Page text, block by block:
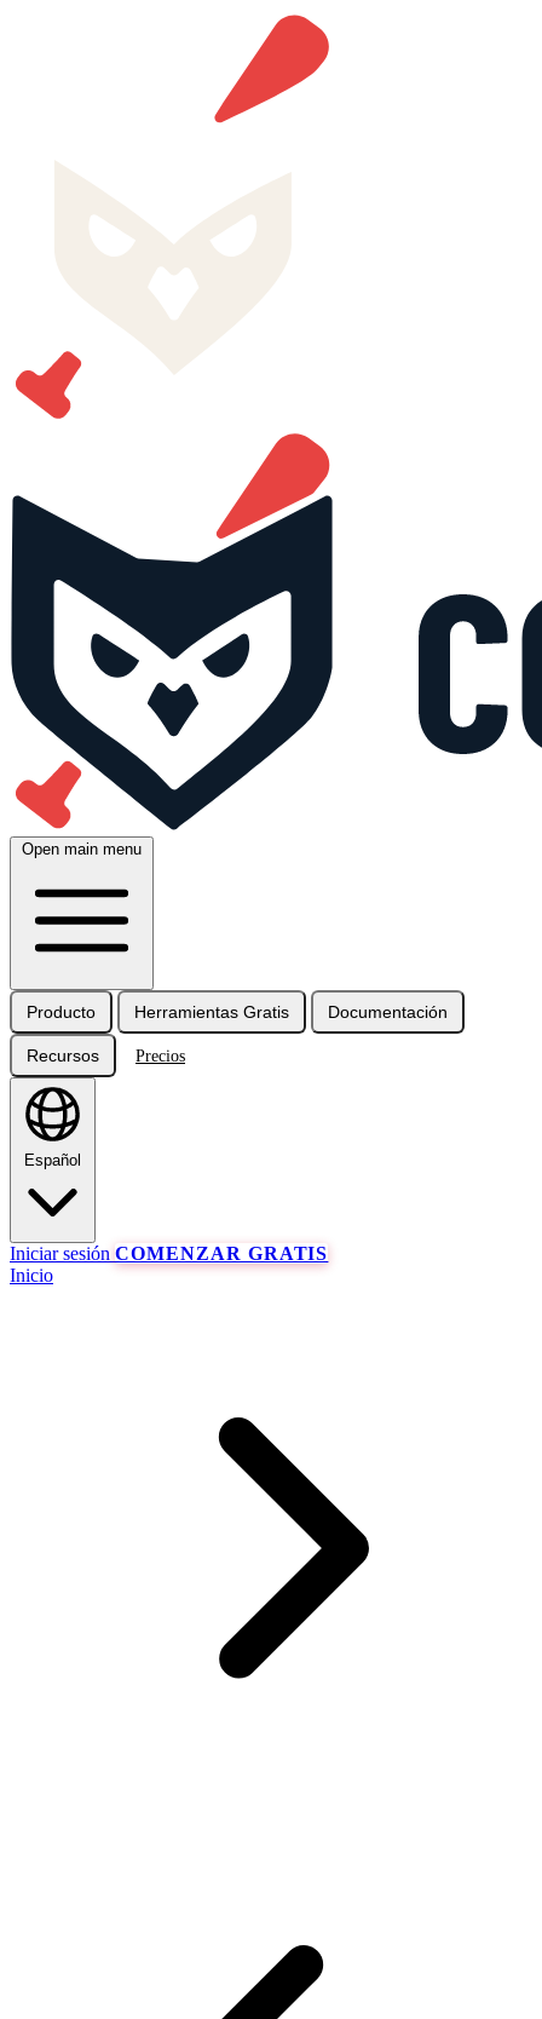
Open main menu
Producto Herramientas Gratis Documentación
Recursos Precios
Español
Iniciar sesión COMENZAR GRATIS
Inicio